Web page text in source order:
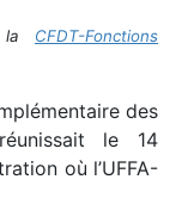
la CFDT-Fonctions
des
le 14
où l’UFFA-